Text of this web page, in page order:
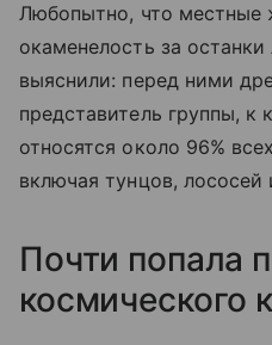
Любопытно, что местные
окаменелость за
выяснили: перед ними
представитель группы, к
относятся около 96%
включая тунцов, лососей
Почти попала
космического